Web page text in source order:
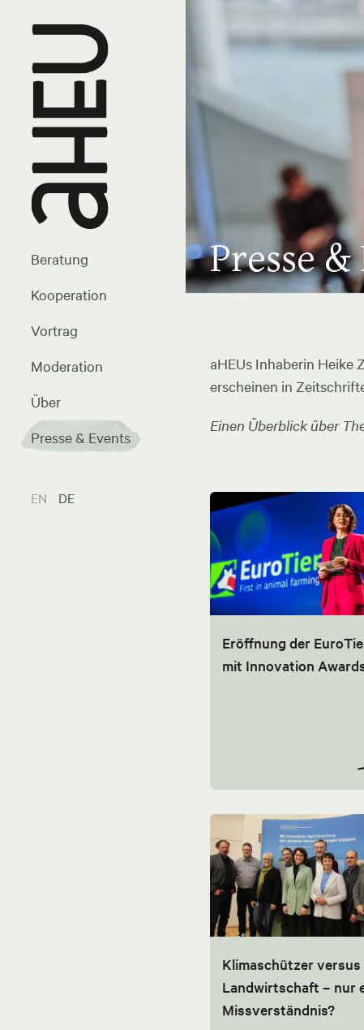
Beratung
Kooperation
Vortrag
Moderation
Über
Presse & Events
EN DE
Presse
aHEUs Inhaberin Heike
erscheinen in
Einen Überblick über
Eröffnung der
mit Innovation
Klimaschützer versus
Landwirtschaft – nur
Missverständnis?